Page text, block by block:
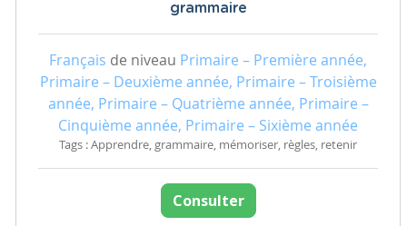
grammaire
Français de niveau Primaire – Première année,
Primaire – Deuxième année, Primaire – Troisième
année, Primaire – Quatrième année, Primaire –
Cinquième année, Primaire – Sixième année
Tags : Apprendre, grammaire, mémoriser, règles, retenir
Consulter